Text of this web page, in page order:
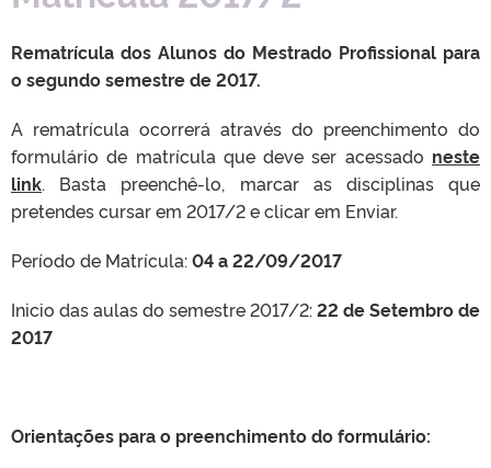
Rematrícula dos Alunos do Mestrado Profissional para
o segundo semestre de 2017.
A rematrícula ocorrerá através do preenchimento do
formulário de matrícula que deve ser acessado neste
link. Basta preenchê-lo, marcar as disciplinas que
pretendes cursar em 2017/2 e clicar em Enviar.
Período de Matrícula:04 a 22/09/2017
Inicio das aulas do semestre 2017/2:22 de Setembro de
2017
Orientações para o preenchimento do formulário: